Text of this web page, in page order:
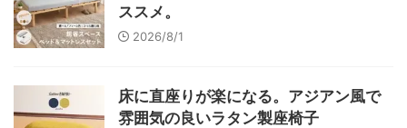
ススメ。
2026/8/1
床に直座りが楽になる。アジアン風で
雰囲気の良いラタン製座椅子